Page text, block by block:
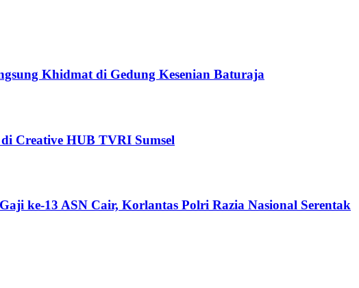
Khidmat di Gedung Kesenian Baturaja
Creative HUB TVRI Sumsel
ke-13 ASN Cair, Korlantas Polri Razia Nasional Serentak